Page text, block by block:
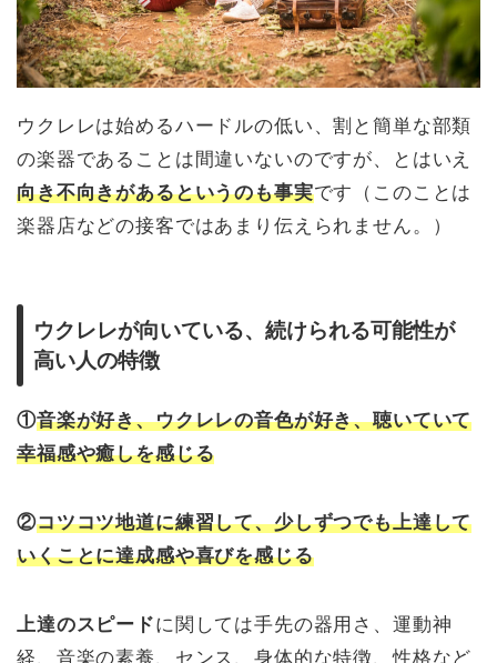
ウクレレは始めるハードルの低い、割と簡単な部類
の楽器であることは間違いないのですが、とはいえ
向き不向きがあるというのも事実です（このことは
楽器店などの接客ではあまり伝えられません。）
ウクレレが向いている、続けられる可能性が
高い人の特徴
①音楽が好き、ウクレレの音色が好き、聴いていて
幸福感や癒しを感じる
②コツコツ地道に練習して、少しずつでも上達して
いくことに達成感や喜びを感じる
上達のスピードに関しては手先の器用さ、運動神
経、音楽の素養、センス、身体的な特徴、性格など